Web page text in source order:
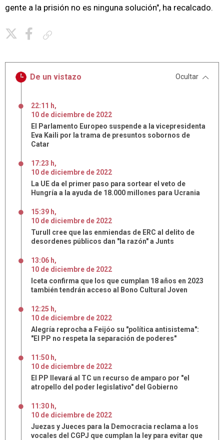
gente a la prisión no es ninguna solución", ha recalcado.
De un vistazo Ocultar
22:11 h,
10 de diciembre de 2022
El Parlamento Europeo suspende a la vicepresidenta
Eva Kaili por la trama de presuntos sobornos de
Catar
17:23 h,
10 de diciembre de 2022
La UE da el primer paso para sortear el veto de
Hungría a la ayuda de 18.000 millones para Ucrania
15:39 h,
10 de diciembre de 2022
Turull cree que las enmiendas de ERC al delito de
desordenes públicos dan "la razón" a Junts
13:06 h,
10 de diciembre de 2022
Iceta confirma que los que cumplan 18 años en 2023
también tendrán acceso al Bono Cultural Joven
12:25 h,
10 de diciembre de 2022
Alegría reprocha a Feijóo su "política antisistema":
"El PP no respeta la separación de poderes"
11:50 h,
10 de diciembre de 2022
El PP llevará al TC un recurso de amparo por "el
atropello del poder legislativo" del Gobierno
11:30 h,
10 de diciembre de 2022
Juezas y Jueces para la Democracia reclama a los
vocales del CGPJ que cumplan la ley para evitar que